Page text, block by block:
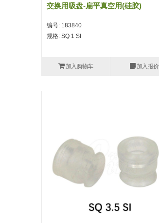
交换用吸盘-扁平真空用(硅胶)
编号: 183840
规格: SQ 1 SI
加入购物车 加入报价